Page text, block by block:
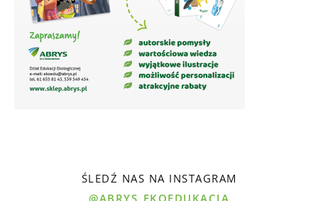
ŚLEDŹ NAS NA INSTAGRAM
@ABRYS_EKOEDUKACJA